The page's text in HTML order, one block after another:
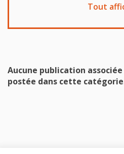
Tout
Aucune publication
postée dans cette